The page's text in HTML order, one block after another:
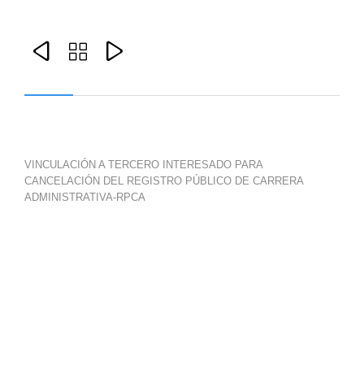
  
VINCULACIÓN A TERCERO INTERESADO PARA
CANCELACIÓN DEL REGISTRO PÚBLICO DE CARRERA
ADMINISTRATIVA-RPCA